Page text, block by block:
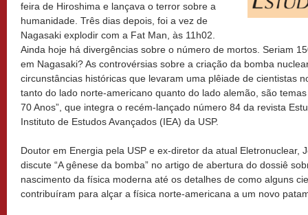
feira de Hiroshima e lançava o terror sobre a
humanidade. Três dias depois, foi a vez de
Nagasaki explodir com a Fat Man, às 11h02.
Ainda hoje há divergências sobre o número de mortos. Seriam
em Nagasaki? As controvérsias sobre a criação da bomba
circunstâncias históricas que levaram uma plêiade de cientistas
tanto do lado norte-americano quanto do lado alemão, são
70 Anos”, que integra o recém-lançado número 84 da revista
Instituto de Estudos Avançados (IEA) da USP.
Doutor em Energia pela USP e ex-diretor da atual Eletronuclear,
discute “A gênese da bomba” no artigo de abertura do dossiê
nascimento da física moderna até os detalhes de como alguns
contribuíram para alçar a física norte-americana a um novo